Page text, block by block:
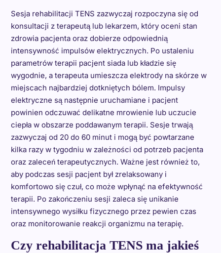
Sesja rehabilitacji TENS zazwyczaj rozpoczyna się od
konsultacji z terapeutą lub lekarzem, który oceni stan
zdrowia pacjenta oraz dobierze odpowiednią
intensywność impulsów elektrycznych. Po ustaleniu
parametrów terapii pacjent siada lub kładzie się
wygodnie, a terapeuta umieszcza elektrody na skórze w
miejscach najbardziej dotkniętych bólem. Impulsy
elektryczne są następnie uruchamiane i pacjent
powinien odczuwać delikatne mrowienie lub uczucie
ciepła w obszarze poddawanym terapii. Sesje trwają
zazwyczaj od 20 do 60 minut i mogą być powtarzane
kilka razy w tygodniu w zależności od potrzeb pacjenta
oraz zaleceń terapeutycznych. Ważne jest również to,
aby podczas sesji pacjent był zrelaksowany i
komfortowo się czuł, co może wpłynąć na efektywność
terapii. Po zakończeniu sesji zaleca się unikanie
intensywnego wysiłku fizycznego przez pewien czas
oraz monitorowanie reakcji organizmu na terapię.
Czy rehabilitacja TENS ma jakieś